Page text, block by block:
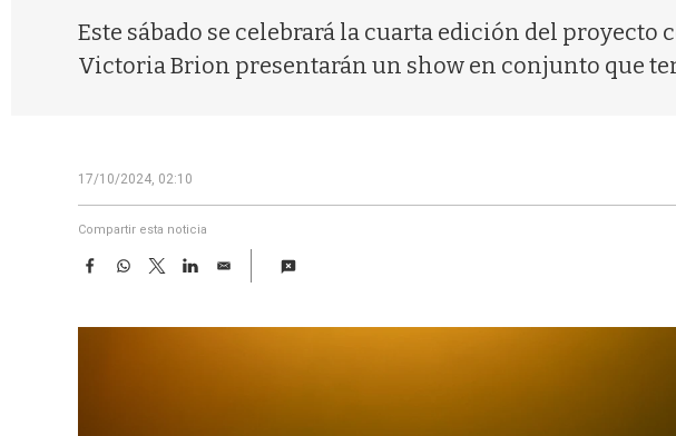
Este sábado se celebrará la cuarta edición del proyecto
Victoria Brion presentarán un show en conjunto que
17/10/2024, 02:10
Compartir esta noticia
F
e
W
t
T
w
t
L
k
E
i